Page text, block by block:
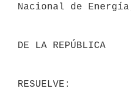
Nacional de
DE LA REPÚBLICA